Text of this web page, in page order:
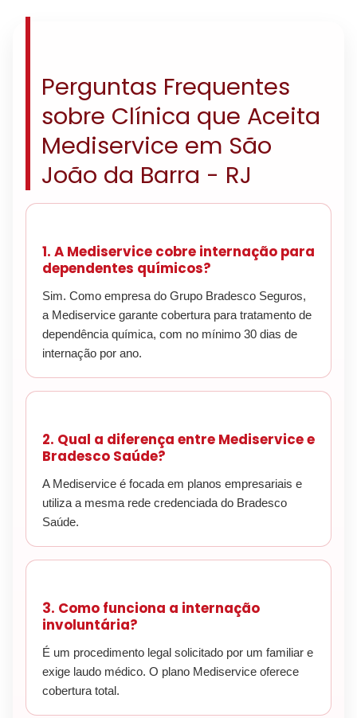
Perguntas Frequentes
sobre Clínica que Aceita
Mediservice em São
João da Barra - RJ
1. A Mediservice cobre internação para
dependentes químicos?
Sim. Como empresa do Grupo Bradesco Seguros,
a Mediservice garante cobertura para tratamento de
dependência química, com no mínimo 30 dias de
internação por ano.
2. Qual a diferença entre Mediservice e
Bradesco Saúde?
A Mediservice é focada em planos empresariais e
utiliza a mesma rede credenciada do Bradesco
Saúde.
3. Como funciona a internação
involuntária?
É um procedimento legal solicitado por um familiar e
exige laudo médico. O plano Mediservice oferece
cobertura total.